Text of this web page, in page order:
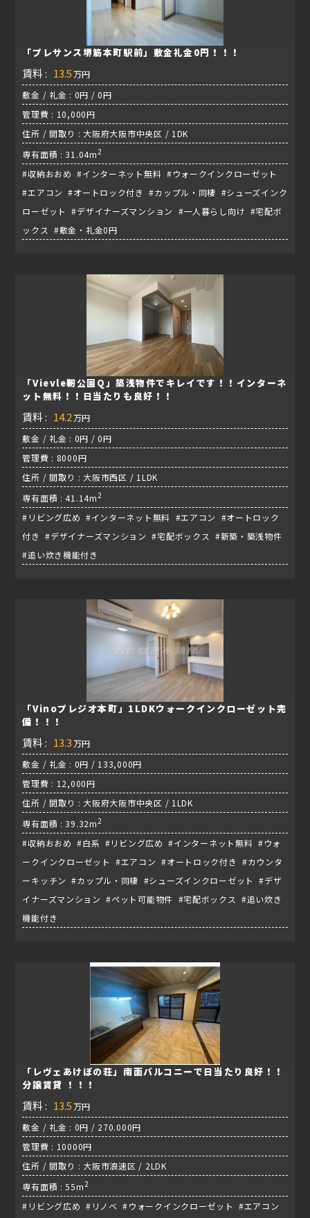
「プレサンス堺筋本町駅前」敷金礼金0円！！！
賃料 : 13.5 万円
敷金 / 礼金 : 0円 / 0円
管理費 : 10,000円
住所 / 間取り : 大阪府大阪市中央区 / 1DK
専有面積 : 31.04m2
#収納おおめ #インターネット無料 #ウォークインクローゼット
#エアコン #オートロック付き #カップル・同棲 #シューズインク
ローゼット #デザイナーズマンション #一人暮らし向け #宅配ボ
ックス #敷金・礼金0円
「Vievle靭公園Q」築浅物件でキレイです！！インターネ
ット無料！！日当たりも良好！！
賃料 : 14.2万円
敷金 / 礼金 : 0円 / 0円
管理費 : 8000円
住所 / 間取り : 大阪市西区 / 1LDK
専有面積 : 41.14m2
#リビング広め #インターネット無料 #エアコン #オートロック
付き #デザイナーズマンション #宅配ボックス #新築・築浅物件
#追い炊き機能付き
「Vinoプレジオ本町」1LDKウォークインクローゼット完
備！！！
賃料 : 13.3 万円
敷金 / 礼金 : 0円 / 133,000円
管理費 : 12,000円
住所 / 間取り : 大阪府大阪市中央区 / 1LDK
専有面積 : 39.32m2
#収納おおめ #白系 #リビング広め #インターネット無料 #ウォ
ークインクローゼット #エアコン #オートロック付き #カウンタ
ーキッチン #カップル・同棲 #シューズインクローゼット #デザ
イナーズマンション #ペット可能物件 #宅配ボックス #追い炊き
機能付き
「レヴェあけぼの荘」南面バルコニーで日当たり良好！！
分譲賃貸 ！！！
賃料 : 13.5 万円
敷金 / 礼金 : 0円 / 270.000円
管理費 : 10000円
住所 / 間取り : 大阪市浪速区 / 2LDK
専有面積 : 55m2
#リビング広め #リノベ #ウォークインクローゼット #エアコン